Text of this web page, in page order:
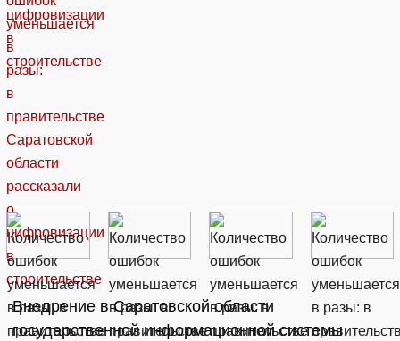
Внедрение в Саратовской области
государственной информационной системы